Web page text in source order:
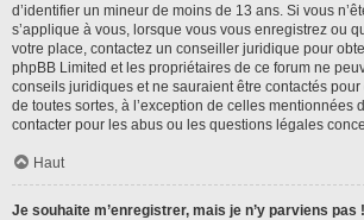
d’identifier un mineur de moins de 13 ans. Si vous
s’applique à vous, lorsque vous vous enregistrez ou
votre place, contactez un conseiller juridique pour
phpBB Limited et les propriétaires de ce forum ne
conseils juridiques et ne sauraient être contactés
de toutes sortes, à l’exception de celles mentionnées
contacter pour les abus ou les questions légales
Haut
Je souhaite m’enregistrer, mais je n’y parviens pas !